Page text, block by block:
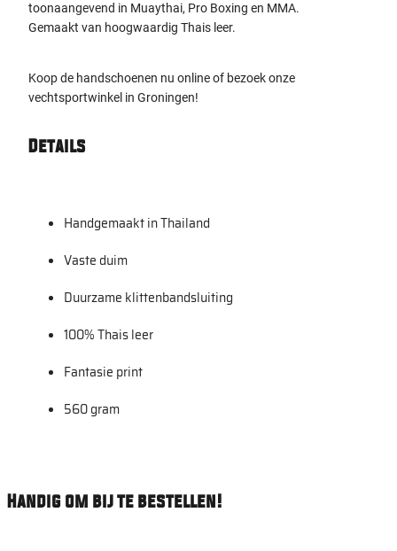
toonaangevend in Muaythai, Pro Boxing en MMA.
Gemaakt van hoogwaardig Thais leer.
Koop de handschoenen nu online of bezoek onze
vechtsportwinkel in Groningen!
Details
Handgemaakt in Thailand
Vaste duim
Duurzame klittenbandsluiting
100% Thais leer
Fantasie print
560 gram
Handig om bij te bestellen!